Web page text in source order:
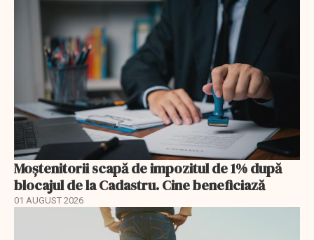
Moștenitorii scapă de impozitul de 1% după
blocajul de la Cadastru. Cine beneficiază
01 AUGUST 2026